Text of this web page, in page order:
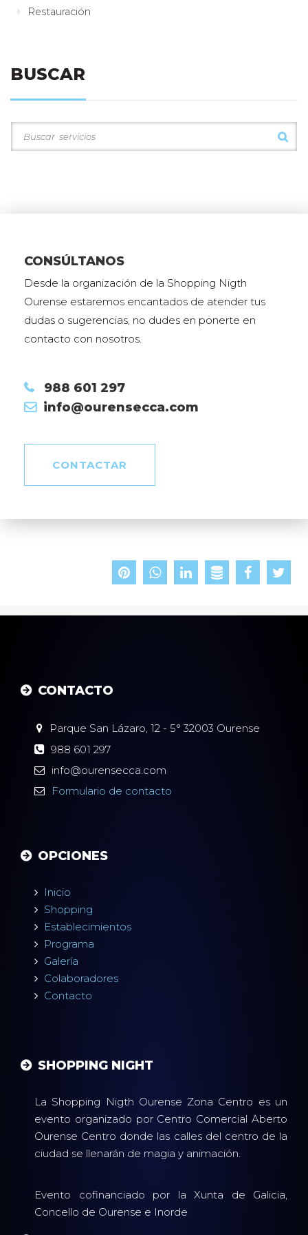
Restauración
BUSCAR
CONSÚLTANOS
Desde la organización de la Shopping Nigth
Ourense estaremos encantados de atender tus
dudas o sugerencias, no dudes en ponerte en
contacto con nosotros.
988 601 297
info@ourensecca.com
CONTACTAR
CONTACTO
Parque San Lázaro, 12 - 5° 32003 Ourense
988 601 297
info@ourensecca.com
Formulario de contacto
OPCIONES
Inicio
Shopping
Establecimientos
Programa
Galería
Colaboradores
Contacto
SHOPPING NIGHT
La Shopping Nigth Ourense Zona Centro es un
evento organizado por Centro Comercial Aberto
Ourense Centro donde las calles del centro de la
ciudad se llenarán de magia y animación.
Evento cofinanciado por la Xunta de Galicia,
Concello de Ourense e Inorde